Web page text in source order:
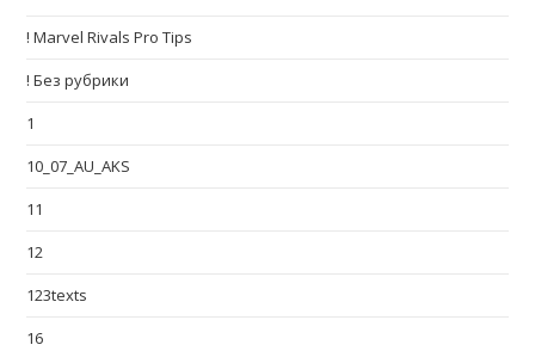
! Marvel Rivals Pro Tips
! Без рубрики
1
10_07_AU_AKS
11
12
123texts
16